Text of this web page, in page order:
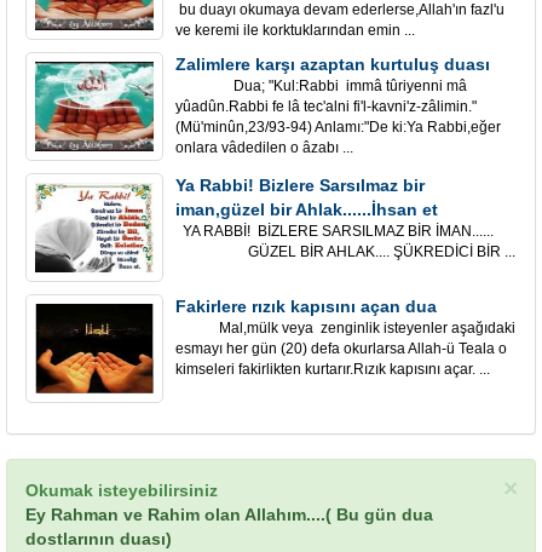
bu duayı okumaya devam ederlerse,Allah'ın fazl'u
ve keremi ile korktuklarından emin ...
Zalimlere karşı azaptan kurtuluş duası
Dua; "Kul:Rabbi immâ tûriyenni mâ
yûadûn.Rabbi fe lâ tec'alni fi'l-kavni'z-zâlimin."
(Mü'minûn,23/93-94) Anlamı:"De ki:Ya Rabbi,eğer
onlara vâdedilen o âzabı ...
Ya Rabbi! Bizlere Sarsılmaz bir
iman,güzel bir Ahlak......İhsan et
YA RABBİ! BİZLERE SARSILMAZ BİR İMAN......
GÜZEL BİR AHLAK.... ŞÜKREDİCİ BİR ...
Fakirlere rızık kapısını açan dua
Mal,mülk veya zenginlik isteyenler aşağıdaki
esmayı her gün (20) defa okurlarsa Allah-ü Teala o
kimseleri fakirlikten kurtarır.Rızık kapısını açar. ...
×
Okumak isteyebilirsiniz
Ey Rahman ve Rahim olan Allahım....( Bu gün dua
dostlarının duası)